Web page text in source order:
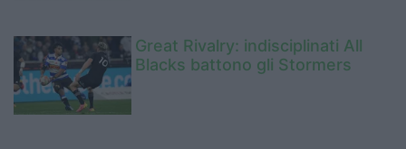
Great Rivalry: indisciplinati All
Blacks battono gli Stormers